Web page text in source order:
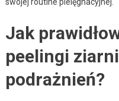
Jak
peelingi
podrażnień?